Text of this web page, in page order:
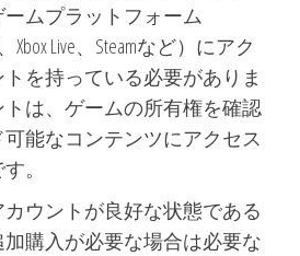
ムプラットフォーム
、Xbox Live、Steamなど）にアク
を持っている必要がありま
は、ゲームの所有権を確認
能なコンテンツにアクセス
。
ウントが良好な状態である
購入が必要な場合は必要な